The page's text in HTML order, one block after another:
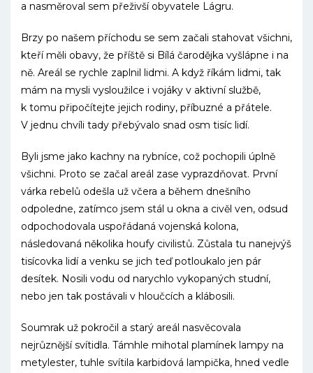
a nasměroval sem přeživší obyvatele Lágru.
Brzy po našem příchodu se sem začali stahovat všichni,
kteří měli obavy, že příště si Bílá čarodějka vyšlápne i na
ně. Areál se rychle zaplnil lidmi. A když říkám lidmi, tak
mám na mysli vysloužilce i vojáky v aktivní službě,
k tomu připočítejte jejich rodiny, příbuzné a přátele.
V jednu chvíli tady přebývalo snad osm tisíc lidí.
Byli jsme jako kachny na rybníce, což pochopili úplně
všichni. Proto se začal areál zase vyprazdňovat. První
várka rebelů odešla už včera a během dnešního
odpoledne, zatímco jsem stál u okna a civěl ven, odsud
odpochodovala uspořádaná vojenská kolona,
následovaná několika houfy civilistů. Zůstala tu nanejvýš
tisícovka lidí a venku se jich teď potloukalo jen pár
desítek. Nosili vodu od narychlo vykopaných studní,
nebo jen tak postávali v hloučcích a klábosili.
Soumrak už pokročil a starý areál nasvěcovala
nejrůznější svítidla. Támhle mihotal plamínek lampy na
metylester, tuhle svítila karbidová lampička, hned vedle